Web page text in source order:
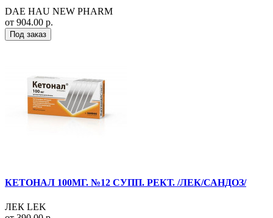
DAE HAU NEW PHARM
от 904.00 р.
Под заказ
КЕТОНАЛ 100МГ. №12 СУПП. РЕКТ. /ЛЕК/САНДОЗ/
ЛЕК LEK